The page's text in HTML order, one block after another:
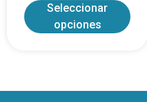
Seleccionar
opciones